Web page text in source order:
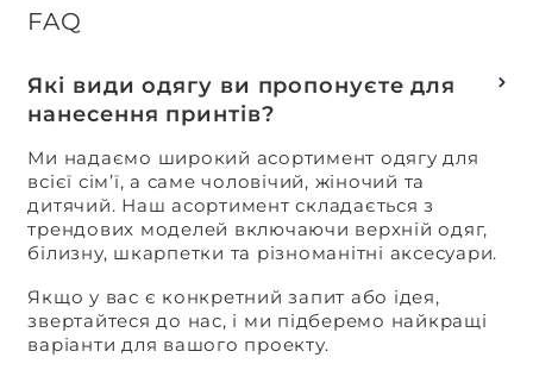
FAQ
Які види одягу ви пропонуєте для
нанесення принтів?
Ми надаємо широкий асортимент одягу для
всієї сім’ї, а саме чоловічий, жіночий та
дитячий. Наш асортимент складається з
трендових моделей включаючи верхній одяг,
білизну, шкарпетки та різноманітні аксесуари.
Якщо у вас є конкретний запит або ідея,
звертайтеся до нас, і ми підберемо найкращі
варіанти для вашого проекту.